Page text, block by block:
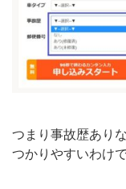
つまり事故歴あり
つかりやすいわけで